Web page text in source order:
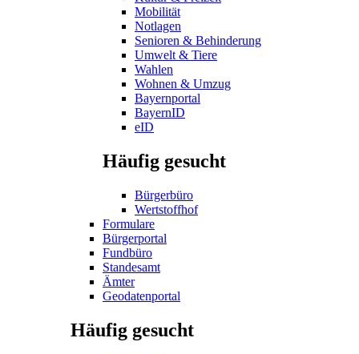
Mobilität
Notlagen
Senioren & Behinderung
Umwelt & Tiere
Wahlen
Wohnen & Umzug
Bayernportal
BayernID
eID
Häufig gesucht
Bürgerbüro
Wertstoffhof
Formulare
Bürgerportal
Fundbüro
Standesamt
Ämter
Geodatenportal
Häufig gesucht